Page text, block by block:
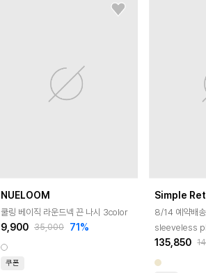
NUELOOM
쿨링 베이직 라운드넥 끈 나시 3color
9,900 35,000 71 %
쿠폰
Simple
8/14 예약배
sleeveless
135,850